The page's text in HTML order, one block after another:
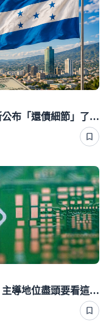
斷交3年尚欠台灣逾130億！宏都拉斯公布「還債細節」了 竟然只還6％
記憶體供應商坐擁1.23兆元絕對優勢 主導地位盡頭要看這一年